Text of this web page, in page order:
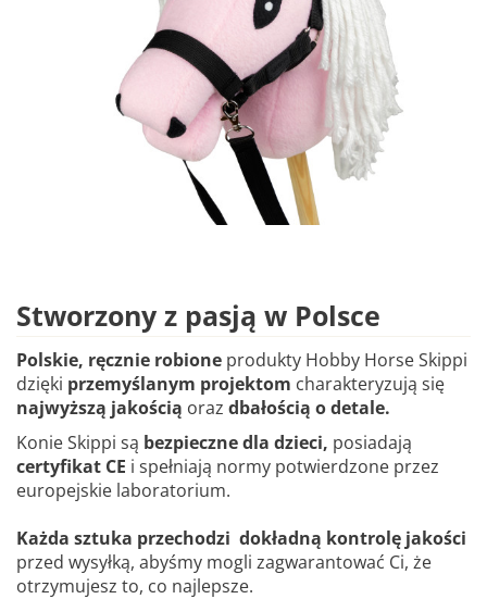
Stworzony z pasją w Polsce
Polskie, ręcznie robione produkty Hobby Horse Skippi
dzięki przemyślanym projektom charakteryzują się
najwyższą jakością oraz dbałością o detale.
Konie Skippi są bezpieczne dla dzieci, posiadają
certyfikat CE i spełniają normy potwierdzone przez
europejskie laboratorium.
Każda sztuka przechodzi dokładną kontrolę jakości
przed wysyłką, abyśmy mogli zagwarantować Ci, że
otrzymujesz to, co najlepsze.